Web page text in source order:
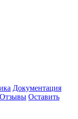
Документация
Отзывы Оставить